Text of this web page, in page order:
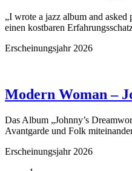
„I wrote a jazz album and
einen kostbaren
Erscheinungsjahr 2026
Modern Woman –
Das Album „Johnny’s
Avantgarde und Folk
Erscheinungsjahr 2026